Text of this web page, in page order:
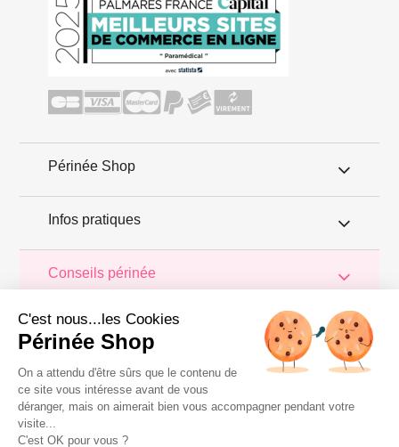
Périnée Shop
Infos pratiques
Conseils périnée
Retrouvez, dans cet article, l'ensemble des solutions, méthodes
et produits proposés pour tonifier, muscler et rééduquer son
périnée. Pour mieux choisir, découvrez les différentes méthodes
proposées par le kinésithérapeute ou la sage-femme, et l'auto-
traitement à domicile avec un appareil d'électrostimulation.
Repérez aussi tous les autres produits à utiliser chez soi pour
entretenir ou remuscler un périnée affaibli comme les boules de
geisha et les cônes vaginaux.
Copyright 2011 © Périnée Shop
C'est nous...les Cookies
Périnée Shop
On a attendu d'être sûrs que le contenu de
ce site vous intéresse avant de vous
déranger, mais on aimerait bien vous accompagner pendant votre
visite...
C'est OK pour vous ?